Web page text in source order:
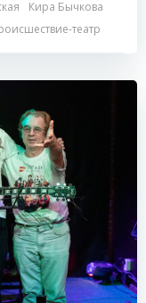
Кира Бычкова
театр